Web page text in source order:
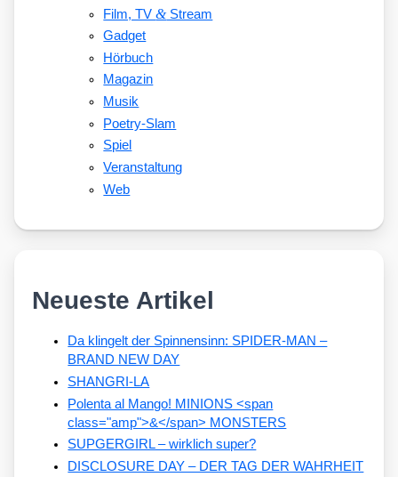
Film, TV&Stream
Gadget
Hörbuch
Magazin
Musik
Poetry-Slam
Spiel
Veranstaltung
Web
Neueste Artikel
Da klingelt der Spinnensinn: SPIDER-MAN –
BRAND NEW DAY
SHANGRI-LA
Polenta al Mango! MINIONS <span
class="amp">&</span> MONSTERS
SUPGERGIRL – wirklich super?
DISCLOSURE DAY – DER TAG DER WAHRHEIT